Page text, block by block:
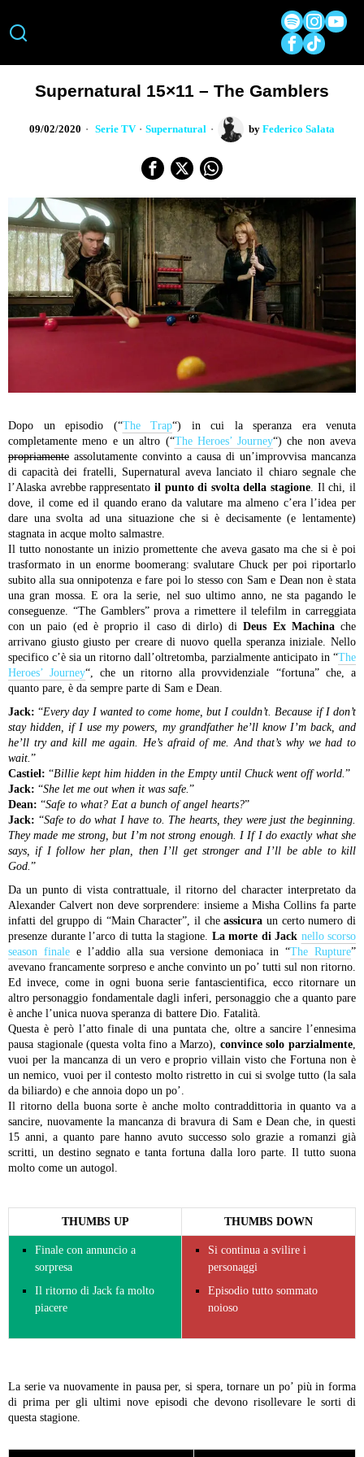
Supernatural 15×11 – The Gamblers
09/02/2020 Serie TV · Supernatural by Federico Salata
Dopo un episodio (“The Trap“) in cui la speranza era venuta
completamente meno e un altro (“The Heroes’ Journey“) che non aveva
propriamente assolutamente convinto a causa di un’improvvisa mancanza
di capacità dei fratelli, Supernatural aveva lanciato il chiaro segnale che
l’Alaska avrebbe rappresentato il punto di svolta della stagione. Il chi, il
dove, il come ed il quando erano da valutare ma almeno c’era l’idea per
dare una svolta ad una situazione che si è decisamente (e lentamente)
stagnata in acque molto salmastre.
Il tutto nonostante un inizio promettente che aveva gasato ma che si è poi
trasformato in un enorme boomerang: svalutare Chuck per poi riportarlo
subito alla sua onnipotenza e fare poi lo stesso con Sam e Dean non è stata
una gran mossa. E ora la serie, nel suo ultimo anno, ne sta pagando le
conseguenze. “The Gamblers” prova a rimettere il telefilm in carreggiata
con un paio (ed è proprio il caso di dirlo) diDeus Ex Machinache
arrivano giusto giusto per creare di nuovo quella speranza iniziale. Nello
specifico c’è sia un ritorno dall’oltretomba, parzialmente anticipato in “The
Heroes’ Journey“, che un ritorno alla provvidenziale “fortuna” che, a
quanto pare, è da sempre parte di Sam e Dean.
Jack: “Every day I wanted to come home, but I couldn’t. Because if I don’t
stay hidden, if I use my powers, my grandfather he’ll know I’m back, and
he’ll try and kill me again. He’s afraid of me. And that’s why we had to
wait.”
Castiel: “Billie kept him hidden in the Empty until Chuck went off world.”
Jack: “She let me out when it was safe.”
Dean: “Safe to what? Eat a bunch of angel hearts?”
Jack: “Safe to do what I have to. The hearts, they were just the beginning.
They made me strong, but I’m not strong enough. I If I do exactly what she
says, if I follow her plan, then I’ll get stronger and I’ll be able to kill
God.”
Da un punto di vista contrattuale, il ritorno del character interpretato da
Alexander Calvert non deve sorprendere: insieme a Misha Collins fa parte
infatti del gruppo di “Main Character”, il cheassicura un certo numero di
presenze durante l’arco di tutta la stagione. La morte di Jack nello scorso
season finalee l’addio alla sua versione demoniaca in “The Rupture”
avevano francamente sorpreso e anche convinto un po’ tutti sul non ritorno.
Ed invece, come in ogni buona serie fantascientifica, ecco ritornare un
altro personaggio fondamentale dagli inferi, personaggio che a quanto pare
è anche l’unica nuova speranza di battere Dio. Fatalità.
Questa è però l’atto finale di una puntata che, oltre a sancire l’ennesima
pausa stagionale (questa volta fino a Marzo), convince solo parzialmente,
vuoi per la mancanza di un vero e proprio villain visto che Fortuna non è
un nemico, vuoi per il contesto molto ristretto in cui si svolge tutto (la sala
da biliardo) e che annoia dopo un po’.
Il ritorno della buona sorte è anche molto contraddittoria in quanto va a
sancire, nuovamente la mancanza di bravura di Sam e Dean che, in questi
15 anni, a quanto pare hanno avuto successo solo grazie a romanzi già
scritti, un destino segnato e tanta fortuna dalla loro parte. Il tutto suona
molto come un autogol.
THUMBS UP THUMBS DOWN
Finale con annuncio a
sorpresa
Il ritorno di Jack fa molto
piacere
Si continua a svilire i
personaggi
Episodio tutto sommato
noioso
La serie va nuovamente in pausa per, si spera, tornare un po’ più in forma
di prima per gli ultimi nove episodi che devono risollevare le sorti di
questa stagione.